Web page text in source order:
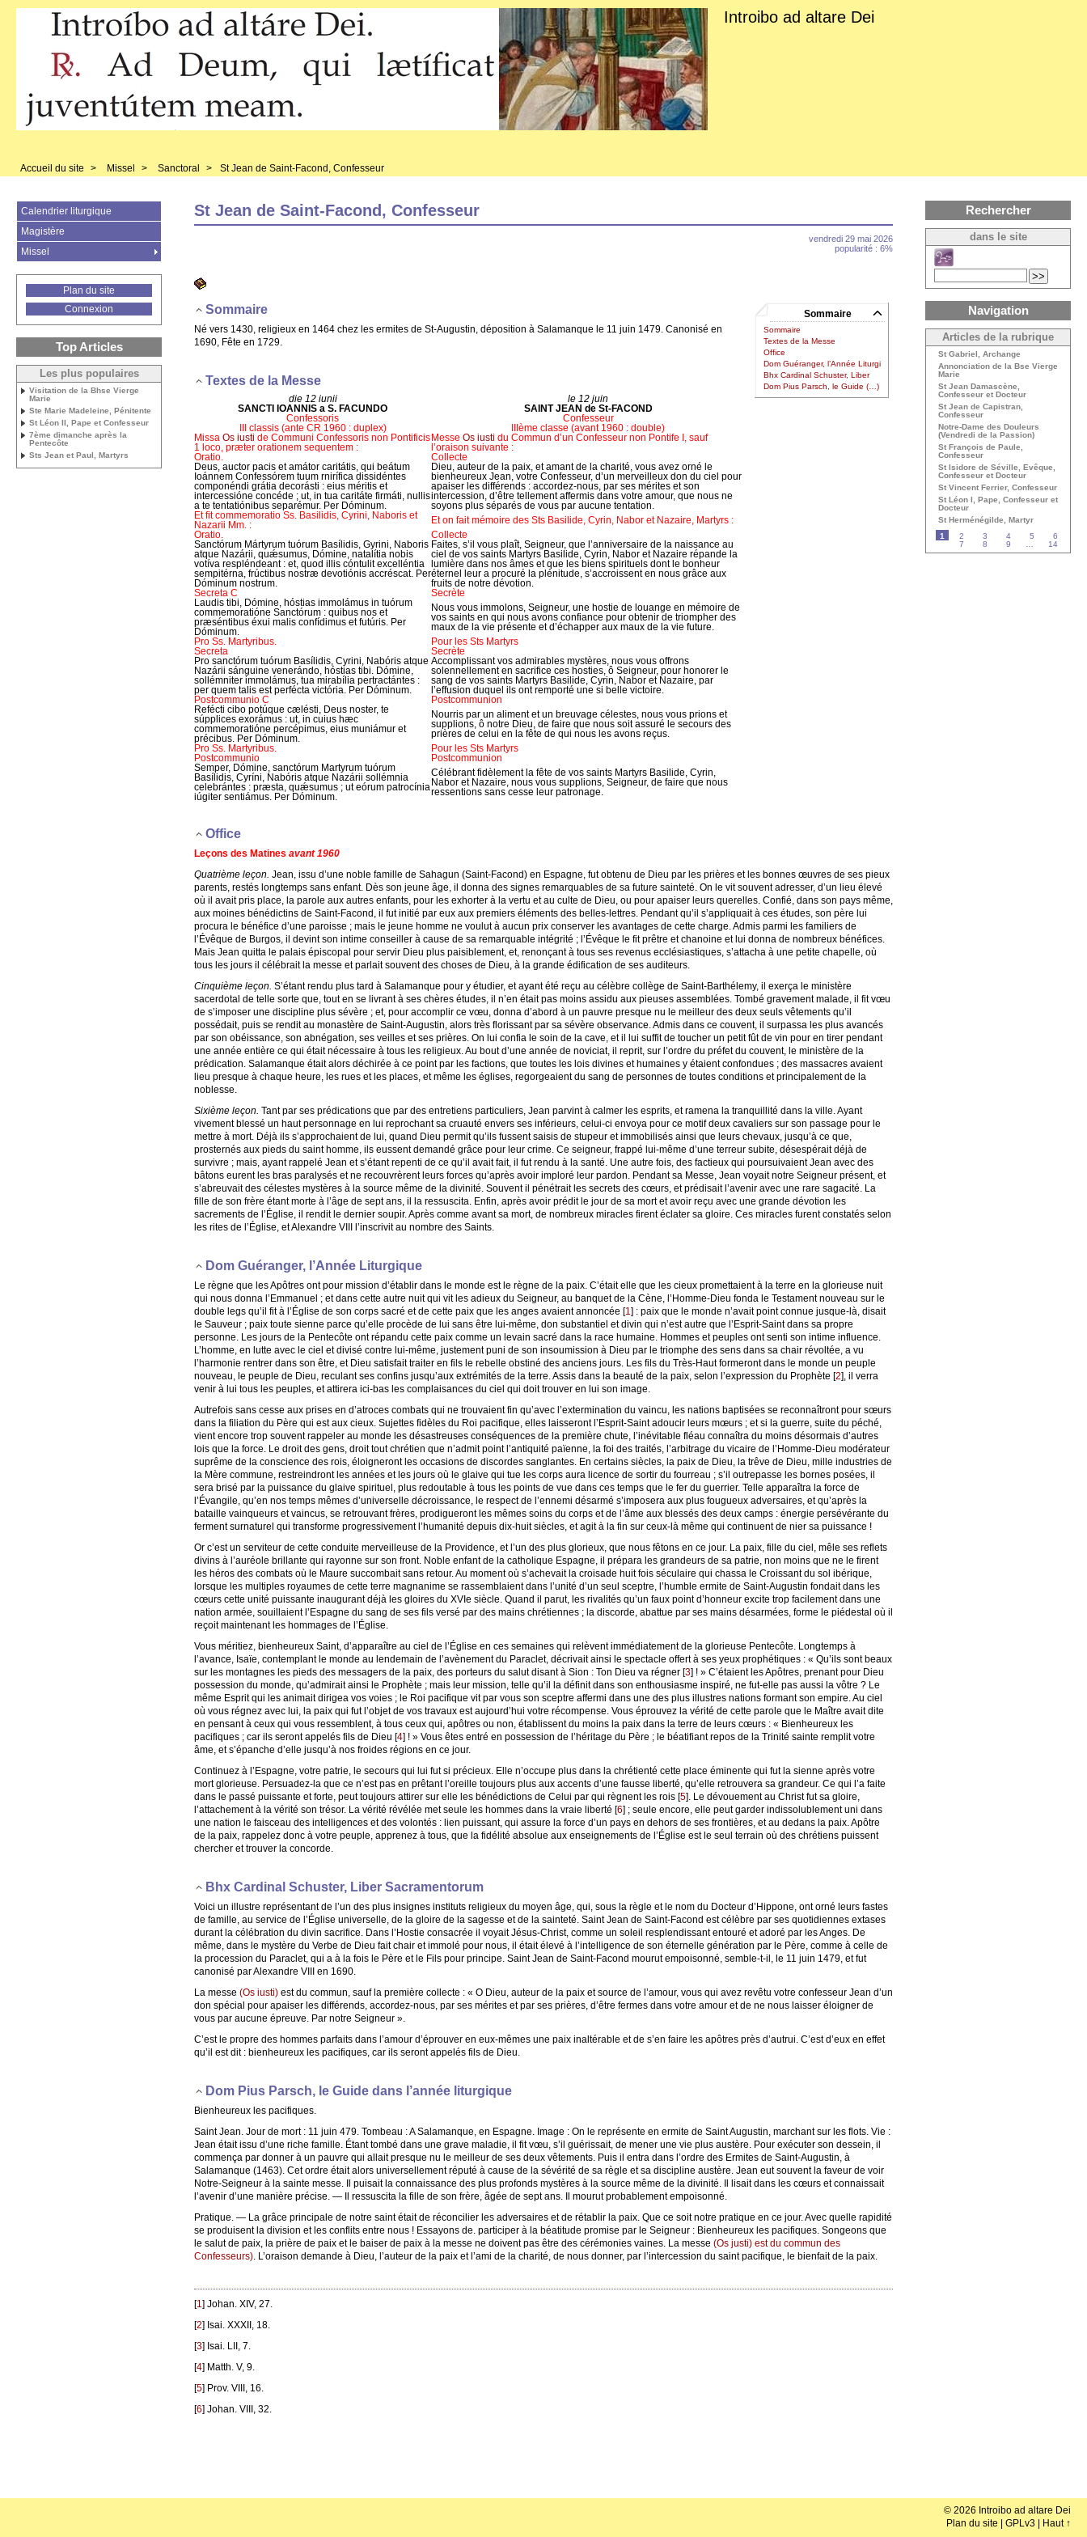
Introibo ad altare Dei
Accueil du site > Missel > Sanctoral > St Jean de Saint-Facond, Confesseur
St Jean de Saint-Facond, Confesseur
vendredi 29 mai 2026
popularité : 6%
Sommaire
Sommaire
Textes de la Messe
Office
Dom Guéranger, l’Année Liturgi
Bhx Cardinal Schuster, Liber
Dom Pius Parsch, le Guide (…)
Sommaire
Né vers 1430, religieux en 1464 chez les ermites de St-Augustin, déposition à Salamanque le 11 juin 1479. Canonisé en
1690, Fête en 1729.
Textes de la Messe
die 12 iunii
le 12 juin
SANCTI IOANNIS a S. FACUNDO
SAINT JEAN de St-FACOND
Confessoris
Confesseur
III classis (ante CR 1960 : duplex)
IIIème classe (avant 1960 : double)
Missa Os iusti de Communi Confessoris non Pontificis
1 loco, præter orationem sequentem :
Messe Os iusti du Commun d’un Confesseur non Pontife I, sauf
l’oraison suivante :
Oratio.
Collecte
Deus, auctor pacis et amátor caritátis, qui beátum
Ioánnem Confessórem tuum rnirífica dissidéntes
componéndi grátia decorásti : eius méritis et
intercessióne concéde ; ut, in tua caritáte firmáti, nullis
a te tentatiónibus separémur. Per Dóminum.
Dieu, auteur de la paix, et amant de la charité, vous avez orné le
bienheureux Jean, votre Confesseur, d’un merveilleux don du ciel pour
apaiser les différends : accordez-nous, par ses mérites et son
intercession, d’être tellement affermis dans votre amour, que nous ne
soyons plus séparés de vous par aucune tentation.
Et fit commemoratio Ss. Basilidis, Cyrini, Naboris et
Nazarii Mm. :
Et on fait mémoire des Sts Basilide, Cyrin, Nabor et Nazaire, Martyrs :
Oratio.
Collecte
Sanctórum Mártyrum tuórum Basílidis, Gyrini, Naboris
atque Nazárii, quǽsumus, Dómine, natalítia nobis
votíva respléndeant : et, quod illis cóntulit excelléntia
sempitérna, frúctibus nostræ devotiónis accréscat. Per
Dóminum nostrum.
Faites, s’il vous plaît, Seigneur, que l’anniversaire de la naissance au
ciel de vos saints Martyrs Basilide, Cyrin, Nabor et Nazaire répande la
lumière dans nos âmes et que les biens spirituels dont le bonheur
éternel leur a procuré la plénitude, s’accroissent en nous grâce aux
fruits de notre dévotion.
Secreta C
Secrète
Laudis tibi, Dómine, hóstias immolámus in tuórum
commemoratióne Sanctórum : quibus nos et
præséntibus éxui malis confídimus et futúris. Per
Dóminum.
Nous vous immolons, Seigneur, une hostie de louange en mémoire de
vos saints en qui nous avons confiance pour obtenir de triompher des
maux de la vie présente et d’échapper aux maux de la vie future.
Pro Ss. Martyribus.
Pour les Sts Martyrs
Secreta
Secrète
Pro sanctórum tuórum Basílidis, Cyrini, Nabóris atque
Nazárii sánguine venerándo, hóstias tibi. Dómine,
sollémniter immolámus, tua mirabília pertractántes :
per quem talis est perfécta victória. Per Dóminum.
Accomplissant vos admirables mystères, nous vous offrons
solennellement en sacrifice ces hosties, ô Seigneur, pour honorer le
sang de vos saints Martyrs Basilide, Cyrin, Nabor et Nazaire, par
l’effusion duquel ils ont remporté une si belle victoire.
Postcommunio C
Postcommunion
Refécti cibo potúque cælésti, Deus noster, te
súpplices exorámus : ut, in cuius hæc
commemoratióne percépimus, eius muniámur et
précibus. Per Dóminum.
Nourris par un aliment et un breuvage célestes, nous vous prions et
supplions, ô notre Dieu, de faire que nous soit assuré le secours des
prières de celui en la fête de qui nous les avons reçus.
Pro Ss. Martyribus.
Pour les Sts Martyrs
Postcommunio
Postcommunion
Semper, Dómine, sanctórum Martyrum tuórum
Basílidis, Cyríni, Nabóris atque Nazárii sollémnia
celebrántes : præsta, quǽsumus ; ut eórum patrocínia
iúgiter sentiámus. Per Dóminum.
Célébrant fidèlement la fête de vos saints Martyrs Basilide, Cyrin,
Nabor et Nazaire, nous vous supplions, Seigneur, de faire que nous
ressentions sans cesse leur patronage.
Office
Leçons des Matines avant 1960
Quatrième leçon. Jean, issu d’une noble famille de Sahagun (Saint-Facond) en Espagne, fut obtenu de Dieu par les prières et les bonnes œuvres de ses pieux
parents, restés longtemps sans enfant. Dès son jeune âge, il donna des signes remarquables de sa future sainteté. On le vit souvent adresser, d’un lieu élevé
où il avait pris place, la parole aux autres enfants, pour les exhorter à la vertu et au culte de Dieu, ou pour apaiser leurs querelles. Confié, dans son pays même,
aux moines bénédictins de Saint-Facond, il fut initié par eux aux premiers éléments des belles-lettres. Pendant qu’il s’appliquait à ces études, son père lui
procura le bénéfice d’une paroisse ; mais le jeune homme ne voulut à aucun prix conserver les avantages de cette charge. Admis parmi les familiers de
l’Évêque de Burgos, il devint son intime conseiller à cause de sa remarquable intégrité ; l’Évêque le fit prêtre et chanoine et lui donna de nombreux bénéfices.
Mais Jean quitta le palais épiscopal pour servir Dieu plus paisiblement, et, renonçant à tous ses revenus ecclésiastiques, s’attacha à une petite chapelle, où
tous les jours il célébrait la messe et parlait souvent des choses de Dieu, à la grande édification de ses auditeurs.
Cinquième leçon. S’étant rendu plus tard à Salamanque pour y étudier, et ayant été reçu au célèbre collège de Saint-Barthélemy, il exerça le ministère
sacerdotal de telle sorte que, tout en se livrant à ses chères études, il n’en était pas moins assidu aux pieuses assemblées. Tombé gravement malade, il fit vœu
de s’imposer une discipline plus sévère ; et, pour accomplir ce vœu, donna d’abord à un pauvre presque nu le meilleur des deux seuls vêtements qu’il
possédait, puis se rendit au monastère de Saint-Augustin, alors très florissant par sa sévère observance. Admis dans ce couvent, il surpassa les plus avancés
par son obéissance, son abnégation, ses veilles et ses prières. On lui confia le soin de la cave, et il lui suffit de toucher un petit fût de vin pour en tirer pendant
une année entière ce qui était nécessaire à tous les religieux. Au bout d’une année de noviciat, il reprit, sur l’ordre du préfet du couvent, le ministère de la
prédication. Salamanque était alors déchirée à ce point par les factions, que toutes les lois divines et humaines y étaient confondues ; des massacres avaient
lieu presque à chaque heure, les rues et les places, et même les églises, regorgeaient du sang de personnes de toutes conditions et principalement de la
noblesse.
Sixième leçon. Tant par ses prédications que par des entretiens particuliers, Jean parvint à calmer les esprits, et ramena la tranquillité dans la ville. Ayant
vivement blessé un haut personnage en lui reprochant sa cruauté envers ses inférieurs, celui-ci envoya pour ce motif deux cavaliers sur son passage pour le
mettre à mort. Déjà ils s’approchaient de lui, quand Dieu permit qu’ils fussent saisis de stupeur et immobilisés ainsi que leurs chevaux, jusqu’à ce que,
prosternés aux pieds du saint homme, ils eussent demandé grâce pour leur crime. Ce seigneur, frappé lui-même d’une terreur subite, désespérait déjà de
survivre ; mais, ayant rappelé Jean et s’étant repenti de ce qu’il avait fait, il fut rendu à la santé. Une autre fois, des factieux qui poursuivaient Jean avec des
bâtons eurent les bras paralysés et ne recouvrèrent leurs forces qu’après avoir imploré leur pardon. Pendant sa Messe, Jean voyait notre Seigneur présent, et
s’abreuvait des célestes mystères à la source même de la divinité. Souvent il pénétrait les secrets des cœurs, et prédisait l’avenir avec une rare sagacité. La
fille de son frère étant morte à l’âge de sept ans, il la ressuscita. Enfin, après avoir prédit le jour de sa mort et avoir reçu avec une grande dévotion les
sacrements de l’Église, il rendit le dernier soupir. Après comme avant sa mort, de nombreux miracles firent éclater sa gloire. Ces miracles furent constatés selon
les rites de l’Église, et Alexandre VIII l’inscrivit au nombre des Saints.
Dom Guéranger, l’Année Liturgique
Le règne que les Apôtres ont pour mission d’établir dans le monde est le règne de la paix. C’était elle que les cieux promettaient à la terre en la glorieuse nuit
qui nous donna l’Emmanuel ; et dans cette autre nuit qui vit les adieux du Seigneur, au banquet de la Cène, l’Homme-Dieu fonda le Testament nouveau sur le
double legs qu’il fit à l’Église de son corps sacré et de cette paix que les anges avaient annoncée [1] : paix que le monde n’avait point connue jusque-là, disait
le Sauveur ; paix toute sienne parce qu’elle procède de lui sans être lui-même, don substantiel et divin qui n’est autre que l’Esprit-Saint dans sa propre
personne. Les jours de la Pentecôte ont répandu cette paix comme un levain sacré dans la race humaine. Hommes et peuples ont senti son intime influence.
L’homme, en lutte avec le ciel et divisé contre lui-même, justement puni de son insoumission à Dieu par le triomphe des sens dans sa chair révoltée, a vu
l’harmonie rentrer dans son être, et Dieu satisfait traiter en fils le rebelle obstiné des anciens jours. Les fils du Très-Haut formeront dans le monde un peuple
nouveau, le peuple de Dieu, reculant ses confins jusqu’aux extrémités de la terre. Assis dans la beauté de la paix, selon l’expression du Prophète [2], il verra
venir à lui tous les peuples, et attirera ici-bas les complaisances du ciel qui doit trouver en lui son image.
Autrefois sans cesse aux prises en d’atroces combats qui ne trouvaient fin qu’avec l’extermination du vaincu, les nations baptisées se reconnaîtront pour sœurs
dans la filiation du Père qui est aux cieux. Sujettes fidèles du Roi pacifique, elles laisseront l’Esprit-Saint adoucir leurs mœurs ; et si la guerre, suite du péché,
vient encore trop souvent rappeler au monde les désastreuses conséquences de la première chute, l’inévitable fléau connaîtra du moins désormais d’autres
lois que la force. Le droit des gens, droit tout chrétien que n’admit point l’antiquité païenne, la foi des traités, l’arbitrage du vicaire de l’Homme-Dieu modérateur
suprême de la conscience des rois, éloigneront les occasions de discordes sanglantes. En certains siècles, la paix de Dieu, la trêve de Dieu, mille industries de
la Mère commune, restreindront les années et les jours où le glaive qui tue les corps aura licence de sortir du fourreau ; s’il outrepasse les bornes posées, il
sera brisé par la puissance du glaive spirituel, plus redoutable à tous les points de vue dans ces temps que le fer du guerrier. Telle apparaîtra la force de
l’Évangile, qu’en nos temps mêmes d’universelle décroissance, le respect de l’ennemi désarmé s’imposera aux plus fougueux adversaires, et qu’après la
bataille vainqueurs et vaincus, se retrouvant frères, prodigueront les mêmes soins du corps et de l’âme aux blessés des deux camps : énergie persévérante du
ferment surnaturel qui transforme progressivement l’humanité depuis dix-huit siècles, et agit à la fin sur ceux-là même qui continuent de nier sa puissance !
Or c’est un serviteur de cette conduite merveilleuse de la Providence, et l’un des plus glorieux, que nous fêtons en ce jour. La paix, fille du ciel, mêle ses reflets
divins à l’auréole brillante qui rayonne sur son front. Noble enfant de la catholique Espagne, il prépara les grandeurs de sa patrie, non moins que ne le firent
les héros des combats où le Maure succombait sans retour. Au moment où s’achevait la croisade huit fois séculaire qui chassa le Croissant du sol ibérique,
lorsque les multiples royaumes de cette terre magnanime se rassemblaient dans l’unité d’un seul sceptre, l’humble ermite de Saint-Augustin fondait dans les
cœurs cette unité puissante inaugurant déjà les gloires du XVIe siècle. Quand il parut, les rivalités qu’un faux point d’honneur excite trop facilement dans une
nation armée, souillaient l’Espagne du sang de ses fils versé par des mains chrétiennes ; la discorde, abattue par ses mains désarmées, forme le piédestal où il
reçoit maintenant les hommages de l’Église.
Vous méritiez, bienheureux Saint, d’apparaître au ciel de l’Église en ces semaines qui relèvent immédiatement de la glorieuse Pentecôte. Longtemps à
l’avance, Isaïe, contemplant le monde au lendemain de l’avènement du Paraclet, décrivait ainsi le spectacle offert à ses yeux prophétiques : « Qu’ils sont beaux
sur les montagnes les pieds des messagers de la paix, des porteurs du salut disant à Sion : Ton Dieu va régner [3] ! » C’étaient les Apôtres, prenant pour Dieu
possession du monde, qu’admirait ainsi le Prophète ; mais leur mission, telle qu’il la définit dans son enthousiasme inspiré, ne fut-elle pas aussi la vôtre ? Le
même Esprit qui les animait dirigea vos voies ; le Roi pacifique vit par vous son sceptre affermi dans une des plus illustres nations formant son empire. Au ciel
où vous régnez avec lui, la paix qui fut l’objet de vos travaux est aujourd’hui votre récompense. Vous éprouvez la vérité de cette parole que le Maître avait dite
en pensant à ceux qui vous ressemblent, à tous ceux qui, apôtres ou non, établissent du moins la paix dans la terre de leurs cœurs : « Bienheureux les
pacifiques ; car ils seront appelés fils de Dieu [4] ! » Vous êtes entré en possession de l’héritage du Père ; le béatifiant repos de la Trinité sainte remplit votre
âme, et s’épanche d’elle jusqu’à nos froides régions en ce jour.
Continuez à l’Espagne, votre patrie, le secours qui lui fut si précieux. Elle n’occupe plus dans la chrétienté cette place éminente qui fut la sienne après votre
mort glorieuse. Persuadez-la que ce n’est pas en prêtant l’oreille toujours plus aux accents d’une fausse liberté, qu’elle retrouvera sa grandeur. Ce qui l’a faite
dans le passé puissante et forte, peut toujours attirer sur elle les bénédictions de Celui par qui règnent les rois [5]. Le dévouement au Christ fut sa gloire,
l’attachement à la vérité son trésor. La vérité révélée met seule les hommes dans la vraie liberté [6] ; seule encore, elle peut garder indissolublement uni dans
une nation le faisceau des intelligences et des volontés : lien puissant, qui assure la force d’un pays en dehors de ses frontières, et au dedans la paix. Apôtre
de la paix, rappelez donc à votre peuple, apprenez à tous, que la fidélité absolue aux enseignements de l’Église est le seul terrain où des chrétiens puissent
chercher et trouver la concorde.
Bhx Cardinal Schuster, Liber Sacramentorum
Voici un illustre représentant de l’un des plus insignes instituts religieux du moyen âge, qui, sous la règle et le nom du Docteur d’Hippone, ont orné leurs fastes
de famille, au service de l’Église universelle, de la gloire de la sagesse et de la sainteté. Saint Jean de Saint-Facond est célèbre par ses quotidiennes extases
durant la célébration du divin sacrifice. Dans l’Hostie consacrée il voyait Jésus-Christ, comme un soleil resplendissant entouré et adoré par les Anges. De
même, dans le mystère du Verbe de Dieu fait chair et immolé pour nous, il était élevé à l’intelligence de son éternelle génération par le Père, comme à celle de
la procession du Paraclet, qui a à la fois le Père et le Fils pour principe. Saint Jean de Saint-Facond mourut empoisonné, semble-t-il, le 11 juin 1479, et fut
canonisé par Alexandre VIII en 1690.
La messe (Os iusti) est du commun, sauf la première collecte : « O Dieu, auteur de la paix et source de l’amour, vous qui avez revêtu votre confesseur Jean d’un
don spécial pour apaiser les différends, accordez-nous, par ses mérites et par ses prières, d’être fermes dans votre amour et de ne nous laisser éloigner de
vous par aucune épreuve. Par notre Seigneur ».
C’est le propre des hommes parfaits dans l’amour d’éprouver en eux-mêmes une paix inaltérable et de s’en faire les apôtres près d’autrui. C’est d’eux en effet
qu’il est dit : bienheureux les pacifiques, car ils seront appelés fils de Dieu.
Dom Pius Parsch, le Guide dans l’année liturgique
Bienheureux les pacifiques.
Saint Jean. Jour de mort : 11 juin 479. Tombeau : A Salamanque, en Espagne. Image : On le représente en ermite de Saint Augustin, marchant sur les flots. Vie :
Jean était issu d’une riche famille. Étant tombé dans une grave maladie, il fit vœu, s’il guérissait, de mener une vie plus austère. Pour exécuter son dessein, il
commença par donner à un pauvre qui allait presque nu le meilleur de ses deux vêtements. Puis il entra dans l’ordre des Ermites de Saint-Augustin, à
Salamanque (1463). Cet ordre était alors universellement réputé à cause de la sévérité de sa règle et sa discipline austère. Jean eut souvent la faveur de voir
Notre-Seigneur à la sainte messe. Il puisait la connaissance des plus profonds mystères à la source même de la divinité. Il lisait dans les cœurs et connaissait
l’avenir d’une manière précise. — Il ressuscita la fille de son frère, âgée de sept ans. Il mourut probablement empoisonné.
Pratique. — La grâce principale de notre saint était de réconcilier les adversaires et de rétablir la paix. Que ce soit notre pratique en ce jour. Avec quelle rapidité
se produisent la division et les conflits entre nous ! Essayons de. participer à la béatitude promise par le Seigneur : Bienheureux les pacifiques. Songeons que
le salut de paix, la prière de paix et le baiser de paix à la messe ne doivent pas être des cérémonies vaines. La messe (Os justi) est du commun des
Confesseurs). L’oraison demande à Dieu, l’auteur de la paix et l’ami de la charité, de nous donner, par l’intercession du saint pacifique, le bienfait de la paix.
[1] Johan. XIV, 27.
[2] Isai. XXXII, 18.
[3] Isai. LII, 7.
[4] Matth. V, 9.
[5] Prov. VIII, 16.
[6] Johan. VIII, 32.
Calendrier liturgique
Magistère
Missel
Plan du site
Connexion
Top Articles
Les plus populaires
Visitation de la Bhse Vierge
Marie
Ste Marie Madeleine, Pénitente
St Léon II, Pape et Confesseur
7ème dimanche après la
Pentecôte
Sts Jean et Paul, Martyrs
Rechercher
dans le site
Navigation
Articles de la rubrique
St Gabriel, Archange
Annonciation de la Bse Vierge
Marie
St Jean Damascène,
Confesseur et Docteur
St Jean de Capistran,
Confesseur
Notre-Dame des Douleurs
(Vendredi de la Passion)
St François de Paule,
Confesseur
St Isidore de Séville, Evêque,
Confesseur et Docteur
St Vincent Ferrier, Confesseur
St Léon I, Pape, Confesseur et
Docteur
St Herménégilde, Martyr
1
2 3 4 5
6
7
8 9 14
© 2026 Introibo ad altare Dei
Plan du site
GPLv3 Haut ↑